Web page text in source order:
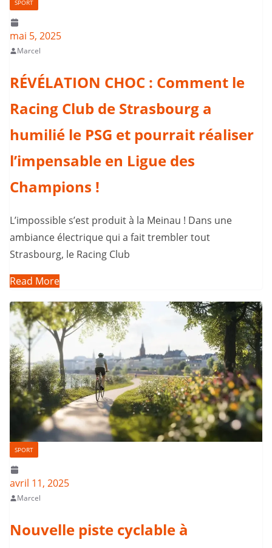
SPORT
mai 5, 2025
Marcel
RÉVÉLATION CHOC : Comment le
Racing Club de Strasbourg a
humilié le PSG et pourrait réaliser
l’impensable en Ligue des
Champions !
L’impossible s’est produit à la Meinau ! Dans une
ambiance électrique qui a fait trembler tout
Strasbourg, le Racing Club
Read More
SPORT
avril 11, 2025
Marcel
Nouvelle piste cyclable à